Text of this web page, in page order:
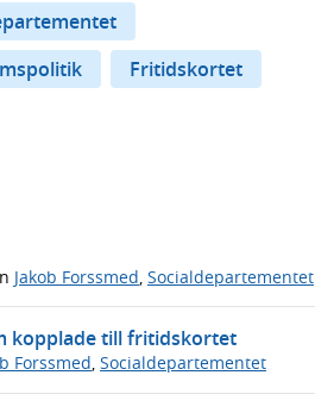
Fritidskortet
Jakob Forssmed Socialdepartementet
kopplade till fritidskortet
Forssmed, Socialdepartementet